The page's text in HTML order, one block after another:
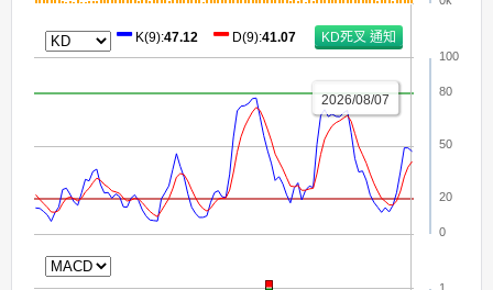
0
20
50
80
100
2026/08/07
K(9):47.12 D(9):41.07